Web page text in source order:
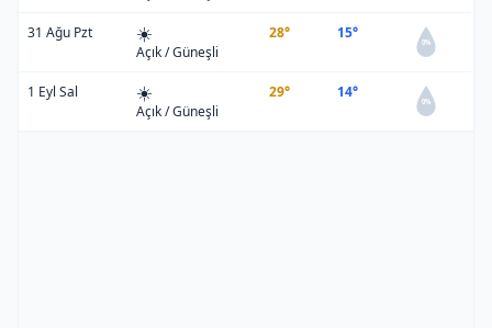
31 Ağu Pzt ☀️
Açık / Güneşli
28° 15°
0%
1 Eyl Sal ☀️
Açık / Güneşli
29° 14°
0%